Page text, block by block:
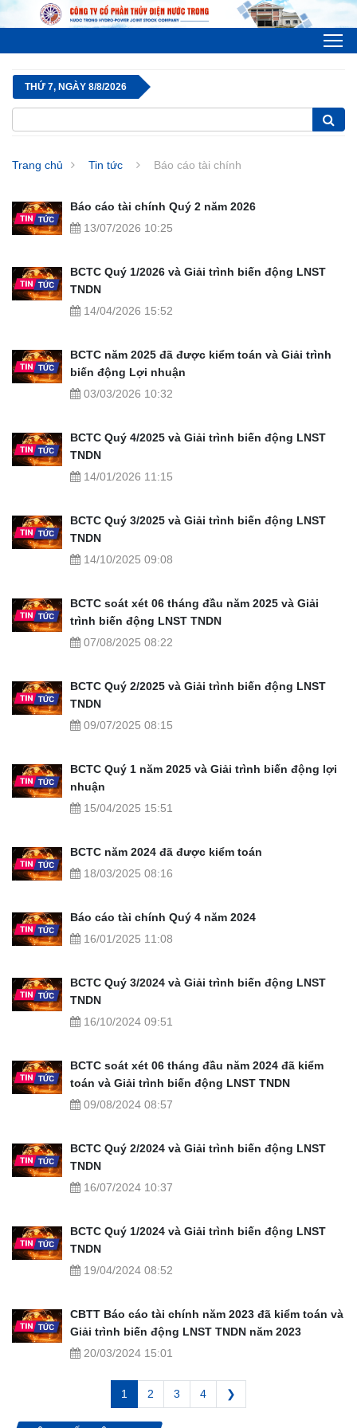
THỨ 7, NGÀY 8/8/2026
Trang chủ Tin tức Báo cáo tài chính
Báo cáo tài chính Quý 2 năm 2026
13/07/2026 10:25
BCTC Quý 1/2026 và Giải trình biến động LNST
TNDN
14/04/2026 15:52
BCTC năm 2025 đã được kiểm toán và Giải trình
biến động Lợi nhuận
03/03/2026 10:32
BCTC Quý 4/2025 và Giải trình biến động LNST
TNDN
14/01/2026 11:15
BCTC Quý 3/2025 và Giải trình biến động LNST
TNDN
14/10/2025 09:08
BCTC soát xét 06 tháng đầu năm 2025 và Giải
trình biến động LNST TNDN
07/08/2025 08:22
BCTC Quý 2/2025 và Giải trình biến động LNST
TNDN
09/07/2025 08:15
BCTC Quý 1 năm 2025 và Giải trình biến động lợi
nhuận
15/04/2025 15:51
BCTC năm 2024 đã được kiểm toán
18/03/2025 08:16
Báo cáo tài chính Quý 4 năm 2024
16/01/2025 11:08
BCTC Quý 3/2024 và Giải trình biến động LNST
TNDN
16/10/2024 09:51
BCTC soát xét 06 tháng đầu năm 2024 đã kiểm
toán và Giải trình biến động LNST TNDN
09/08/2024 08:57
BCTC Quý 2/2024 và Giải trình biến động LNST
TNDN
16/07/2024 10:37
BCTC Quý 1/2024 và Giải trình biến động LNST
TNDN
19/04/2024 08:52
CBTT Báo cáo tài chính năm 2023 đã kiểm toán và
Giải trình biến động LNST TNDN năm 2023
20/03/2024 15:01
1 2 3 4 ❯